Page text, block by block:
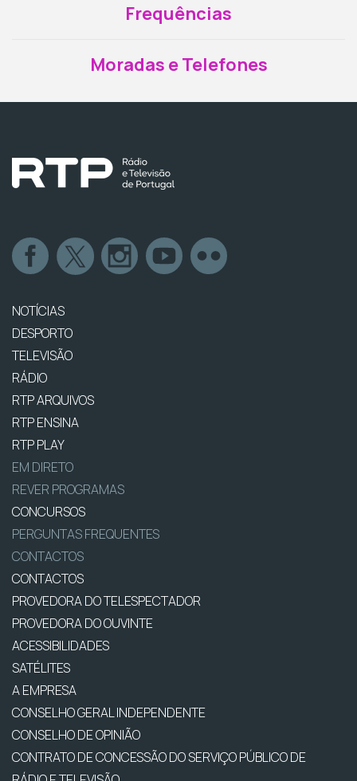
Frequências
Moradas e Telefones
NOTÍCIAS
DESPORTO
TELEVISÃO
RÁDIO
RTP ARQUIVOS
RTP ENSINA
RTP PLAY
EM DIRETO
REVER PROGRAMAS
CONCURSOS
PERGUNTAS FREQUENTES
CONTACTOS
CONTACTOS
PROVEDORA DO TELESPECTADOR
PROVEDORA DO OUVINTE
ACESSIBILIDADES
SATÉLITES
A EMPRESA
CONSELHO GERAL INDEPENDENTE
CONSELHO DE OPINIÃO
CONTRATO DE CONCESSÃO DO SERVIÇO PÚBLICO DE